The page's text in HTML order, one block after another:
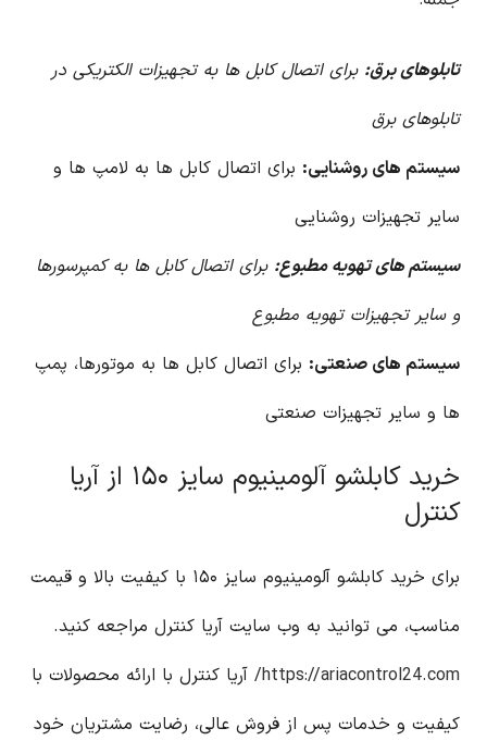
تابلوهای برق: برای اتصال کابل ها به تجهیزات الکتریکی در
تابلوهای برق
سیستم های روشنایی: برای اتصال کابل ها به لامپ ها و
سایر تجهیزات روشنایی
سیستم های تهویه مطبوع: برای اتصال کابل ها به کمپرسورها
و سایر تجهیزات تهویه مطبوع
سیستم های صنعتی: برای اتصال کابل ها به موتورها، پمپ
ها و سایر تجهیزات صنعتی
خرید کابلشو آلومینیوم سایز ۱۵۰ از آریا
کنترل
برای خرید کابلشو آلومینیوم سایز ۱۵۰ با کیفیت بالا و قیمت
مناسب، می توانید به وب سایت آریا کنترل مراجعه کنید.
https://ariacontrol24.com/ آریا کنترل با ارائه محصولات با
کیفیت و خدمات پس از فروش عالی، رضایت مشتریان خود